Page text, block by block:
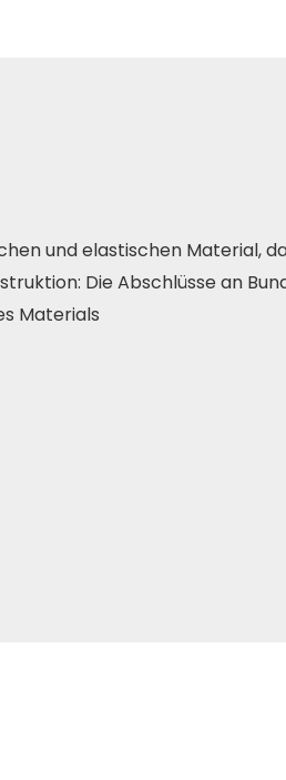
und elastischen Material,
Die Abschlüsse an
Materials